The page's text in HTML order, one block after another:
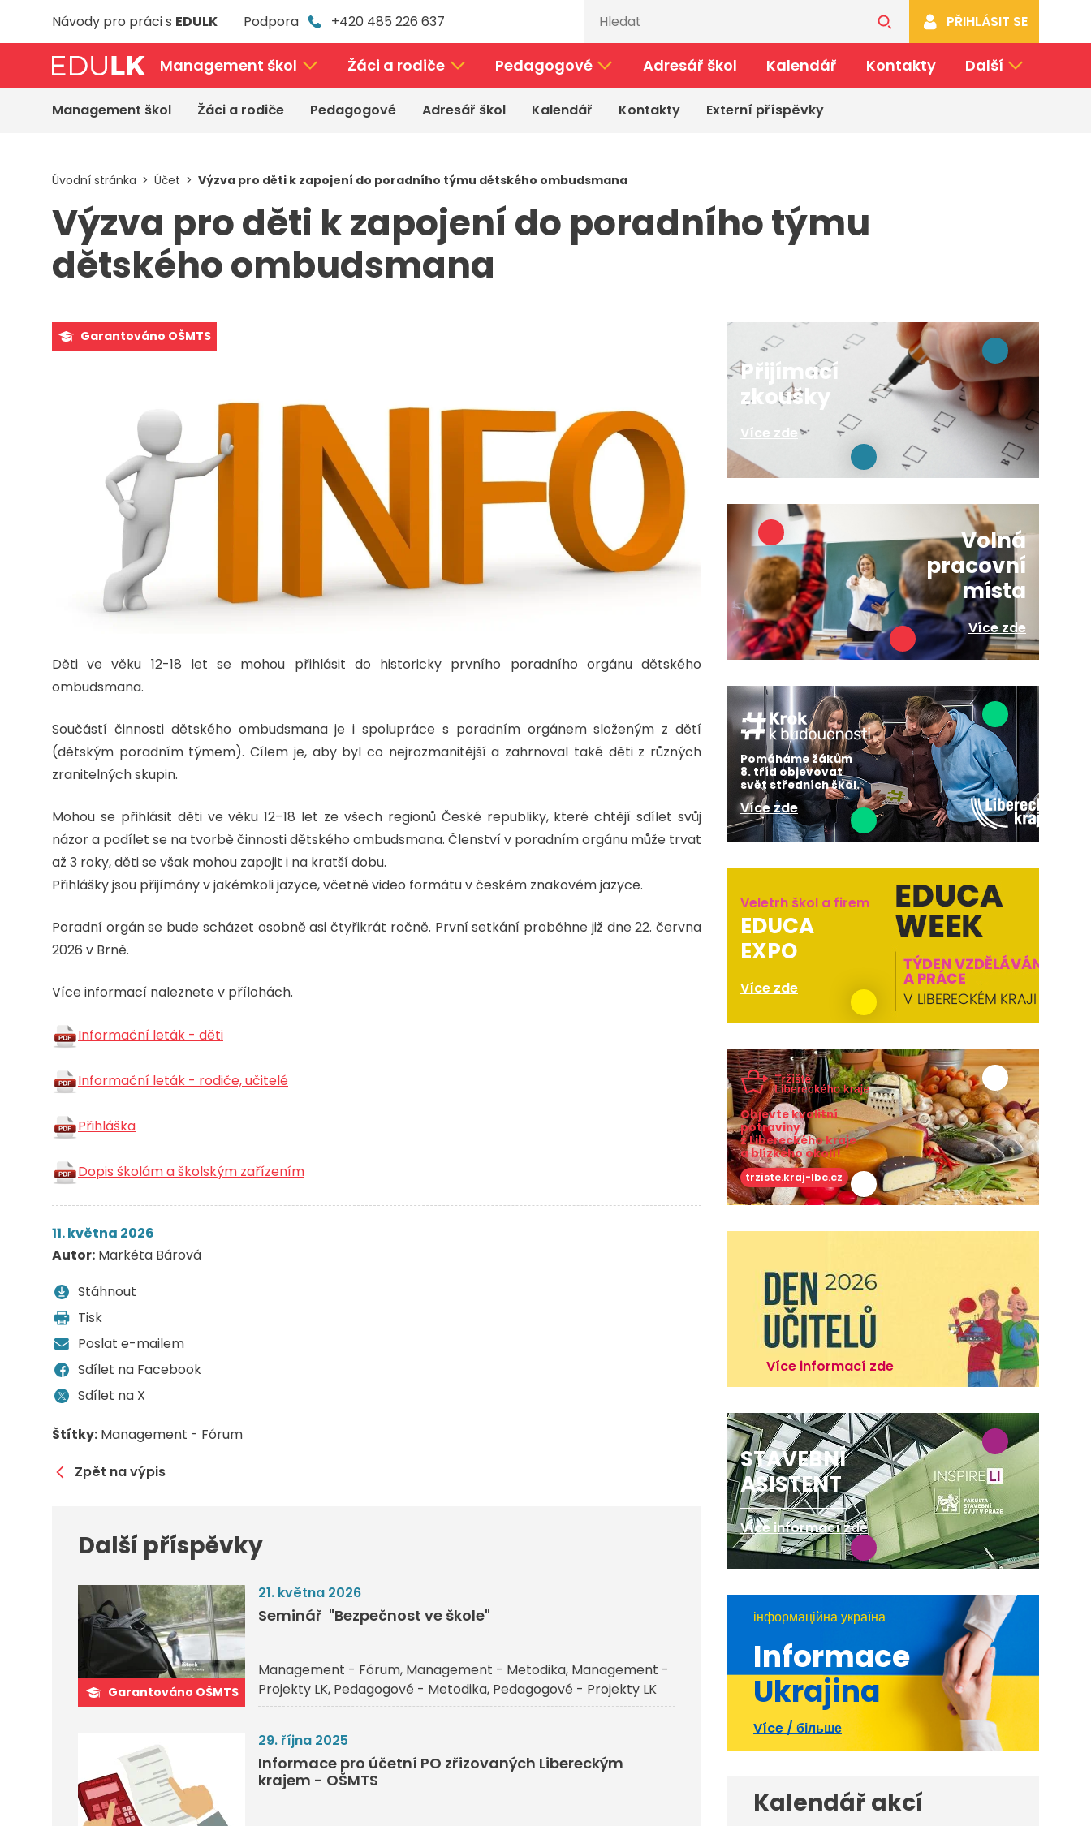
Návody pro práci s EDULK Podpora +420 485 226 637 PŘIHLÁSIT SE
Management škol Žáci a rodiče Pedagogové Adresář škol Kalendář Kontakty Další
Management škol Žáci a rodiče Pedagogové Adresář škol Kalendář Kontakty Externí příspěvky
Úvodní stránka Účet Výzva pro děti k zapojení do poradního týmu dětského ombudsmana
Výzva pro děti k zapojení do poradního týmu
dětského ombudsmana
Garantováno OŠMTS
Děti ve věku 12-18 let se mohou přihlásit do historicky prvního poradního orgánu dětského
ombudsmana.
Součástí činnosti dětského ombudsmana je i spolupráce s poradním orgánem složeným z dětí
(dětským poradním týmem). Cílem je, aby byl co nejrozmanitější a zahrnoval také děti z různých
zranitelných skupin.
Mohou se přihlásit děti ve věku 12–18 let ze všech regionů České republiky, které chtějí sdílet svůj
názor a podílet se na tvorbě činnosti dětského ombudsmana. Členství v poradním orgánu může trvat
až 3 roky, děti se však mohou zapojit i na kratší dobu.
Přihlášky jsou přijímány v jakémkoli jazyce, včetně video formátu v českém znakovém jazyce.
Poradní orgán se bude scházet osobně asi čtyřikrát ročně. První setkání proběhne již dne 22. června
2026 v Brně.
Více informací naleznete v přílohách.
Informační leták - děti
Informační leták - rodiče, učitelé
Přihláška
Dopis školám a školským zařízením
11. května 2026
Autor: Markéta Bárová
Stáhnout
Tisk
Poslat e-mailem
Sdílet na Facebook
Sdílet na X
Štítky: Management - Fórum
Zpět na výpis
Další příspěvky
Garantováno OŠMTS
21. května 2026
Seminář "Bezpečnost ve škole"
Management - Fórum Management - Metodika Management -
Projekty LK Pedagogové - Metodika Pedagogové - Projekty LK
29. října 2025
Informace pro účetní PO zřizovaných Libereckým
krajem - OŠMTS
Přijímací
zkoušky
Více zde
Volná
pracovní
místa
Více zde
Pomáháme žákům
8. tříd objevovat
svět středních škol.
Více zde
Veletrh škol a firem
EDUCA
EXPO
Více zde
Objevte kvalitní
potraviny
z Libereckého kraje
a blízkého okolí!
trziste.kraj-lbc.cz
Více informací zde
STAVEBNÍ
ASISTENT
Více informací zde
інформаційна україна
Informace
Ukrajina
Více / більше
Kalendář akcí